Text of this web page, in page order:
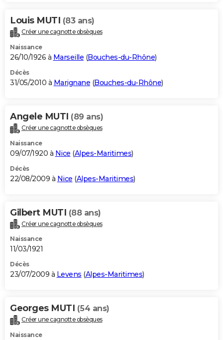
Louis MUTI (83 ans)
Créer une cagnotte obsèques
Naissance
26/10/1926 à Marseille (Bouches-du-Rhône)
Décès
31/05/2010 à Marignane (Bouches-du-Rhône)
Angele MUTI (89 ans)
Créer une cagnotte obsèques
Naissance
09/07/1920 à Nice (Alpes-Maritimes)
Décès
22/08/2009 à Nice (Alpes-Maritimes)
Gilbert MUTI (88 ans)
Créer une cagnotte obsèques
Naissance
11/03/1921
Décès
23/07/2009 à Levens (Alpes-Maritimes)
Georges MUTI (54 ans)
Créer une cagnotte obsèques
Naissance